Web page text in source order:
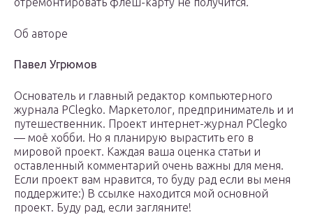
Об авторе
Павел Угрюмов
Основатель и главный редактор компьютерного
журнала PClegko. Маркетолог, предприниматель и и
путешественник. Проект интернет-журнал PClegko
— моё хобби. Но я планирую вырастить его в
мировой проект. Каждая ваша оценка статьи и
оставленный комментарий очень важны для меня.
Если проект вам нравится, то буду рад если вы меня
поддержите:) В ссылке находится мой основной
проект. Буду рад, если загляните!